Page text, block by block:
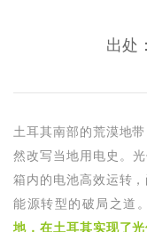
出处
土耳其南部的荒漠地
然改写当地用电史。
箱内的电池高效运转
能源转型的破局之道
地，在土耳其实现了